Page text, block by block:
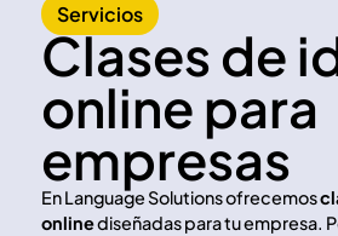
Servicios
Clases de
online para
empresas
En Language Solutions ofrecemos
onlinediseñadas para tu empresa.